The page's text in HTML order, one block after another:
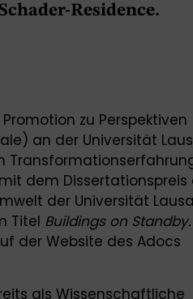
Residence.
zu Perspektiven
an der Universität
dem Dissertationspreis
der Universität
Titel Buildings on Standby.
der Website des Adocs
als Wissenschaftliche